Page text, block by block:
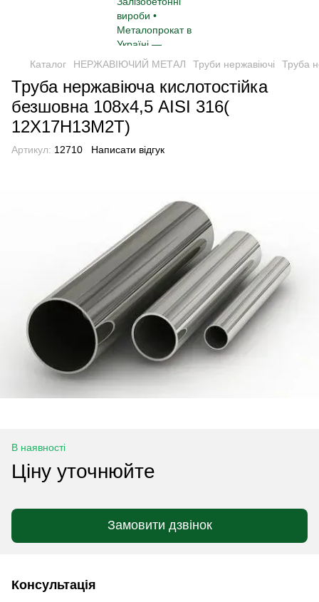
Каталог НЕРЖАВІЮЧИЙ МЕТАЛ Труби нержавіючі Труба
Труба нержавіюча кислотостійка
безшовна 108х4,5 AISI 316(
12Х17Н13М2Т)
Артикул: 12710 Написати відгук
В наявності
Ціну уточнюйте
Замовити дзвінок
Консультація